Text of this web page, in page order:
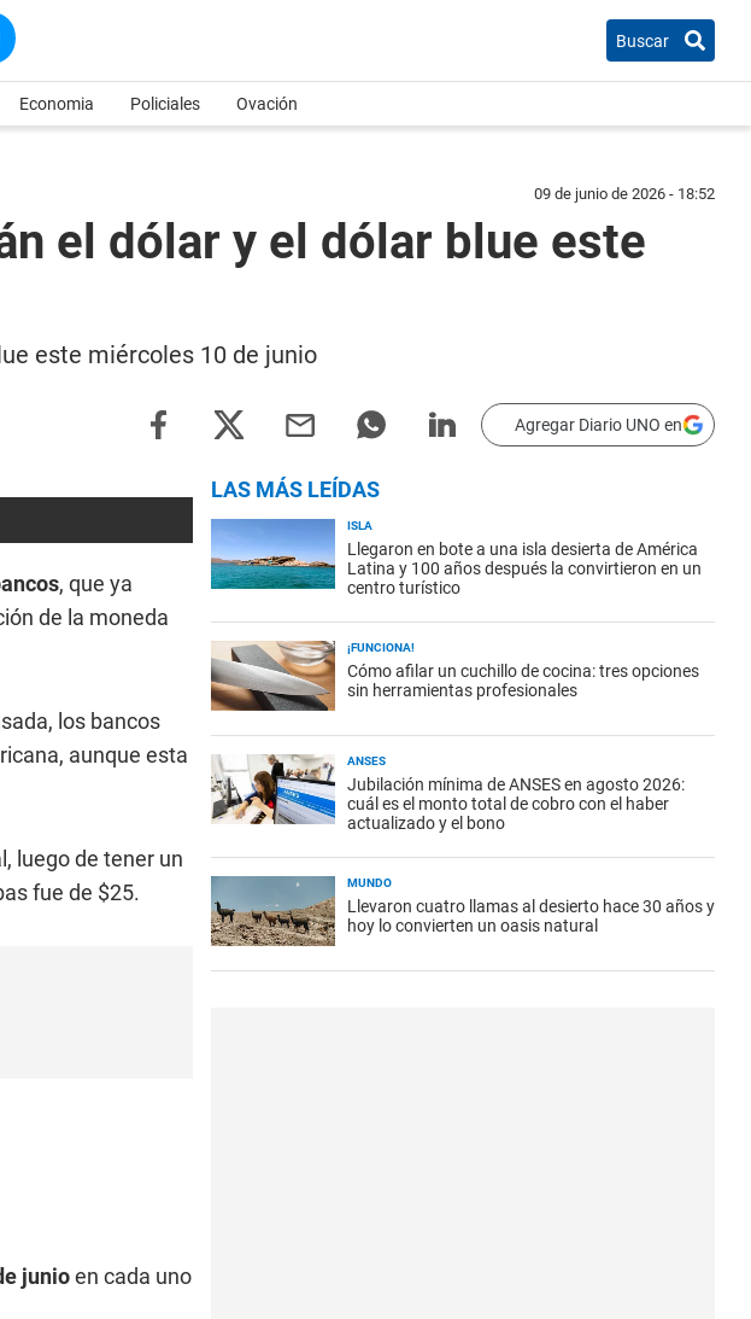
Buscar
Economia Policiales Ovación
09 de junio de 2026 - 18:52
el dólar y el dólar blue este
este miércoles 10 de junio
Agregar Diario UNO en
, que ya
de la moneda
los bancos
aunque esta
luego de tener un
fue de $25.
junioen cada uno
LAS MÁS LEÍDAS
ISLA
Llegaron en bote a una isla desierta de América
Latina y 100 años después la convirtieron en un
centro turístico
¡FUNCIONA!
Cómo afilar un cuchillo de cocina: tres opciones
sin herramientas profesionales
ANSES
Jubilación mínima de ANSES en agosto 2026:
cuál es el monto total de cobro con el haber
actualizado y el bono
MUNDO
Llevaron cuatro llamas al desierto hace 30 años y
hoy lo convierten un oasis natural